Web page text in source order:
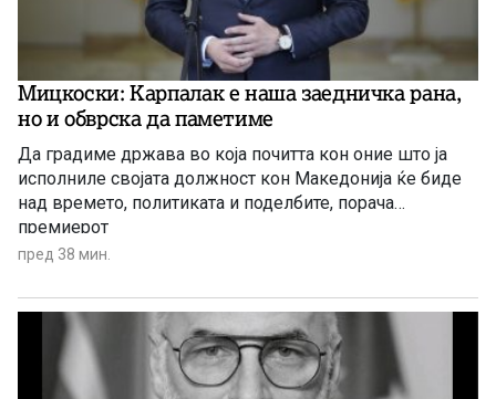
Мицкоски: Карпалак е наша заедничка рана,
но и обврска да паметиме
Да градиме држава во која почитта кон оние што ја
исполниле својата должност кон Македонија ќе биде
над времето, политиката и поделбите, порача
премиерот
пред 38 мин.